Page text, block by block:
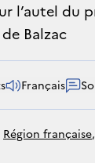
l’autel du
Balzac
Français
région française,